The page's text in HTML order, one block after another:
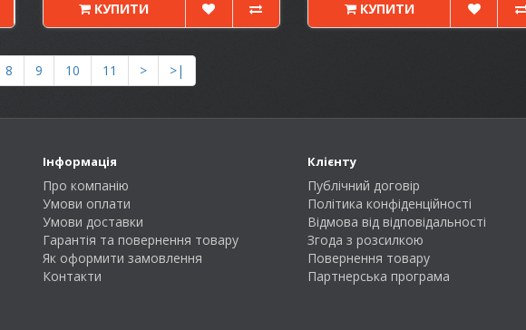
КУПИТИ КУПИТИ
8 9 10 11 > >|
Інформація
Про компанію
Умови оплати
Умови доставки
Гарантія та повернення товару
Як оформити замовлення
Контакти
Клієнту
Публічний договір
Політика конфіденційності
Відмова від відповідальності
Згода з розсилкою
Повернення товару
Партнерська програма